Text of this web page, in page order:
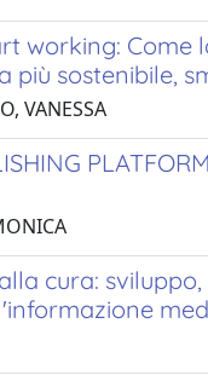
working:
più sostenibile,
VANESSA
cura: